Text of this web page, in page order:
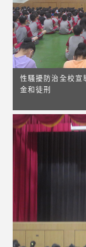
性騷擾防治全校宣
金和徒刑